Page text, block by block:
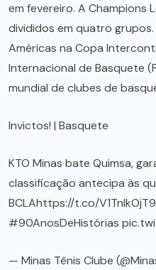
em fevereiro. A Champions
divididos em quatro
Américas na Copa
Internacional de Basquete
mundial de clubes de
Invictos! | Basquete
KTO Minas bate Quimsa,
classificação antecipa às
BCLAhttps://t.co/V1TnlkOjT9
#90AnosDeHistórias
— Minas Tênis Clube